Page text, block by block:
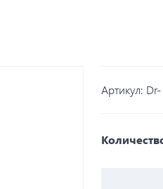
Артикул: